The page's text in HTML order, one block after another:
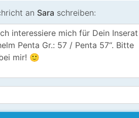
an Sara schreiben: